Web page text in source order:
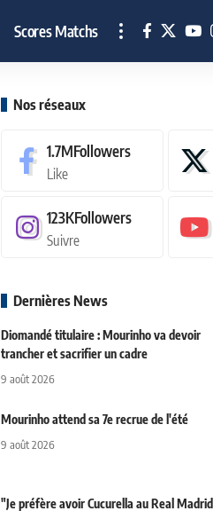
Scores Matchs
Nos réseaux
1.7MFollowers
Like
123KFollowers
Suivre
Dernières News
Diomandé titulaire : Mourinho va devoir
trancher et sacrifier un cadre
9 août 2026
Mourinho attend sa 7e recrue de l'été
9 août 2026
"Je préfère avoir Cucurella au Real Madrid